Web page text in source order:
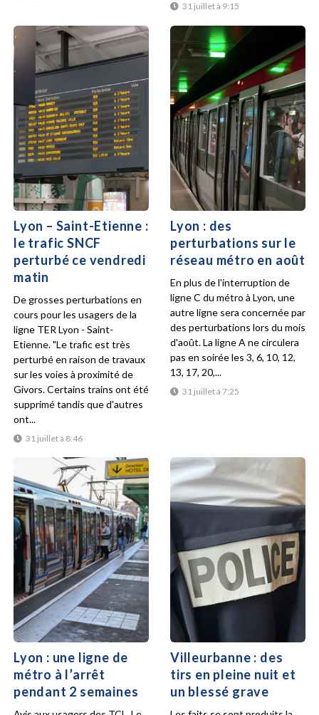
31 juillet à 9:15
Lyon – Saint-Etienne :
le trafic SNCF
perturbé ce vendredi
matin
31 juillet à 8:46
De grosses perturbations en
cours pour les usagers de la
ligne TER Lyon - Saint-
Etienne. "Le trafic est très
perturbé en raison de travaux
sur les voies à proximité de
Givors. Certains trains ont été
supprimé tandis que d'autres
ont...
Lyon : des
perturbations sur le
réseau métro en août
31 juillet à 7:25
En plus de l'interruption de
ligne C du métro à Lyon, une
autre ligne sera concernée par
des perturbations lors du mois
d'août. La ligne A ne circulera
pas en soirée les 3, 6, 10, 12,
13, 17, 20,...
Lyon : une ligne de
métro à l’arrêt
pendant 2 semaines
Villeurbanne : des
tirs en pleine nuit et
un blessé grave